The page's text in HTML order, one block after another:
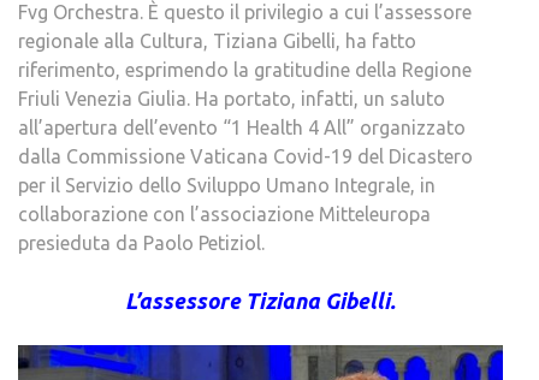
Fvg Orchestra. È questo il privilegio a cui l’assessore
regionale alla Cultura, Tiziana Gibelli, ha fatto
riferimento, esprimendo la gratitudine della Regione
Friuli Venezia Giulia. Ha portato, infatti, un saluto
all’apertura dell’evento “1 Health 4 All” organizzato
dalla Commissione Vaticana Covid-19 del Dicastero
per il Servizio dello Sviluppo Umano Integrale, in
collaborazione con l’associazione Mitteleuropa
presieduta da Paolo Petiziol.
L’assessore Tiziana Gibelli.